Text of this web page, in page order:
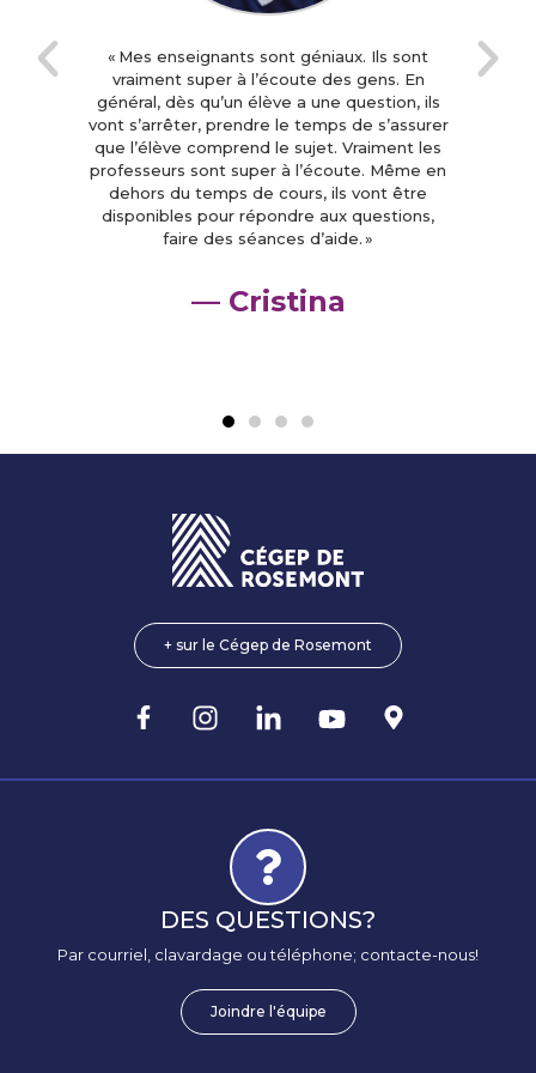
« Mes enseignants sont géniaux. Ils sont
vraiment super à l’écoute des gens. En
général, dès qu’un élève a une question, ils
vont s’arrêter, prendre le temps de s’assurer
que l’élève comprend le sujet. Vraiment les
professeurs sont super à l’écoute. Même en
dehors du temps de cours, ils vont être
disponibles pour répondre aux questions,
faire des séances d’aide. »
— Cristina
+ sur le Cégep de Rosemont
DES QUESTIONS?
Par courriel, clavardage ou téléphone; contacte-nous!
Joindre l'équipe